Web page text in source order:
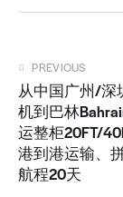
PREVIOUS
从中国广州/深
机到巴林
运整柜20FT/
港到港运输、
航程20天